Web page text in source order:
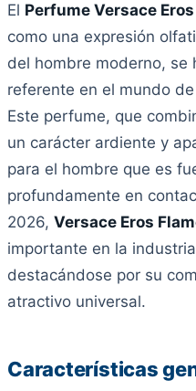
El Perfume Versace
como una expresión
del hombre moderno, se
referente en el mundo
Este perfume, que
un carácter ardiente y
para el hombre que es
profundamente en
2026, Versace Eros
importante en la
destacándose por su
atractivo universal.
Características